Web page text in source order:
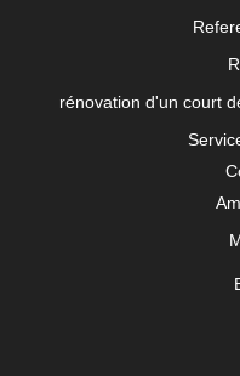
rénovation d'un court